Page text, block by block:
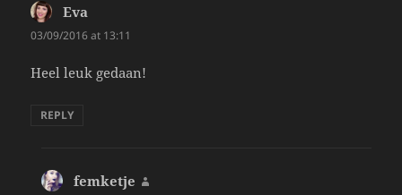
Eva
03/09/2016 at 13:11
Heel leuk gedaan!
REPLY
femketje